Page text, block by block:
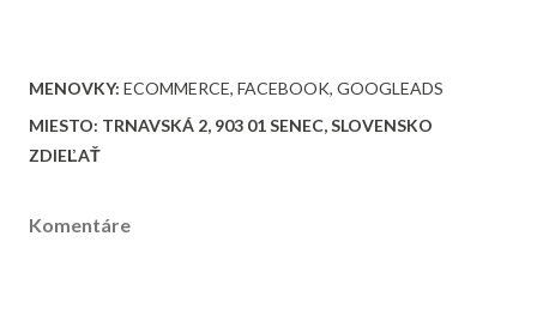
MENOVKY: ECOMMERCE FACEBOOK GOOGLEADS
MIESTO: TRNAVSKÁ 2, 903 01 SENEC, SLOVENSKO
ZDIEĽAŤ
Komentáre